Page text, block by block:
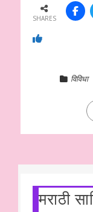
SHARES
विविधा
मराठी